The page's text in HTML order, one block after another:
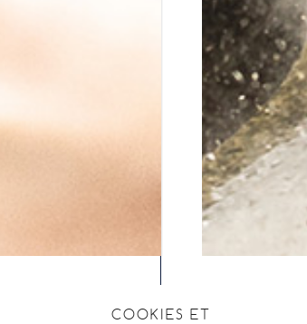
COOKIES ET